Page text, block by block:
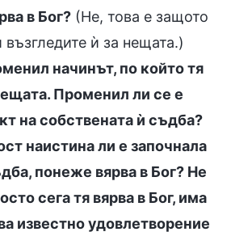
в Бог? (Не, това е защото
ѝ за нещата.)
начинът, по който тя
Променил ли се е
на собствената ѝ съдба?
наистина ли е започнала
понеже вярва в Бог? Не
сега тя вярва в Бог, има
известно удовлетворение